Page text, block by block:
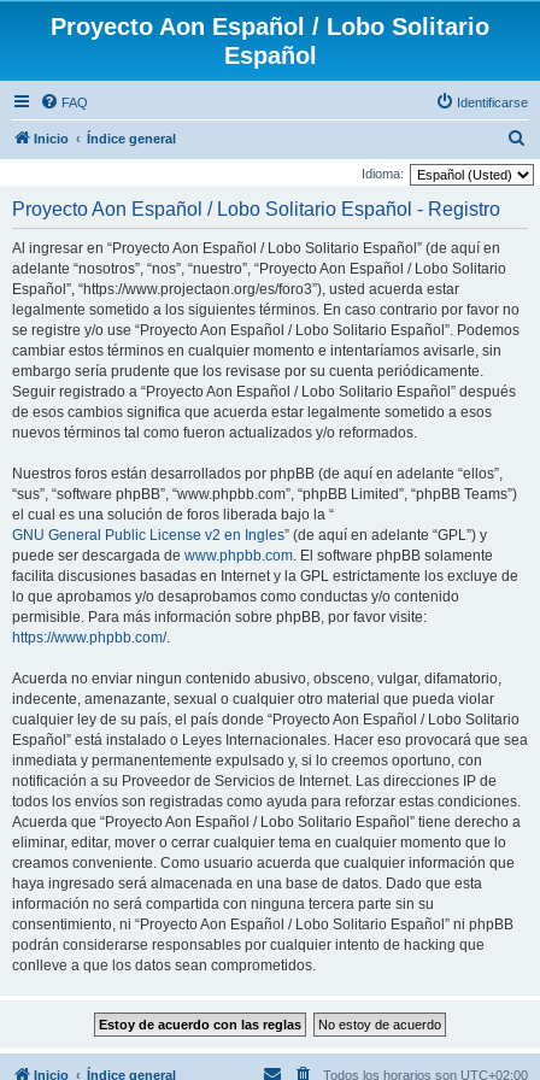
Proyecto Aon Español / Lobo Solitario
Español
FAQ Identificarse
Inicio Índice general
u
Idioma:
Proyecto Aon Español / Lobo Solitario Español - Registro
Al ingresar en “Proyecto Aon Español / Lobo Solitario Español” (de aquí en
adelante “nosotros”, “nos”, “nuestro”, “Proyecto Aon Español / Lobo Solitario
Español”, “https://www.projectaon.org/es/foro3”), usted acuerda estar
legalmente sometido a los siguientes términos. En caso contrario por favor no
se registre y/o use “Proyecto Aon Español / Lobo Solitario Español”. Podemos
cambiar estos términos en cualquier momento e intentaríamos avisarle, sin
embargo sería prudente que los revisase por su cuenta periódicamente.
Seguir registrado a “Proyecto Aon Español / Lobo Solitario Español” después
de esos cambios significa que acuerda estar legalmente sometido a esos
nuevos términos tal como fueron actualizados y/o reformados.
Nuestros foros están desarrollados por phpBB (de aquí en adelante “ellos”,
“sus”, “software phpBB”, “www.phpbb.com”, “phpBB Limited”, “phpBB Teams”)
el cual es una solución de foros liberada bajo la “
GNU General Public License v2 en Ingles” (de aquí en adelante “GPL”) y
puede ser descargada de www.phpbb.com. El software phpBB solamente
facilita discusiones basadas en Internet y la GPL estrictamente los excluye de
lo que aprobamos y/o desaprobamos como conductas y/o contenido
permisible. Para más información sobre phpBB, por favor visite:
https://www.phpbb.com/.
Acuerda no enviar ningun contenido abusivo, obsceno, vulgar, difamatorio,
indecente, amenazante, sexual o cualquier otro material que pueda violar
cualquier ley de su país, el país donde “Proyecto Aon Español / Lobo Solitario
Español” está instalado o Leyes Internacionales. Hacer eso provocará que sea
inmediata y permanentemente expulsado y, si lo creemos oportuno, con
notificación a su Proveedor de Servicios de Internet. Las direcciones IP de
todos los envíos son registradas como ayuda para reforzar estas condiciones.
Acuerda que “Proyecto Aon Español / Lobo Solitario Español” tiene derecho a
eliminar, editar, mover o cerrar cualquier tema en cualquier momento que lo
creamos conveniente. Como usuario acuerda que cualquier información que
haya ingresado será almacenada en una base de datos. Dado que esta
información no será compartida con ninguna tercera parte sin su
consentimiento, ni “Proyecto Aon Español / Lobo Solitario Español” ni phpBB
podrán considerarse responsables por cualquier intento de hacking que
conlleve a que los datos sean comprometidos.
Inicio Índice general Todos los horarios son UTC+02:00